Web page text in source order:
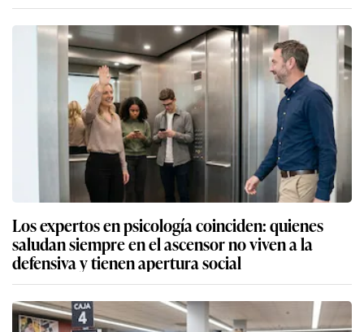
Los expertos en psicología coinciden: quienes
saludan siempre en el ascensor no viven a la
defensiva y tienen apertura social